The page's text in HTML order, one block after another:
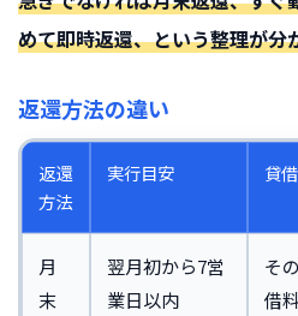
めて即時返還、という整理が分
返還方法の違い
返還
方法
実行目安 貸
月
末
翌月初から7営
業日以内
そ
借